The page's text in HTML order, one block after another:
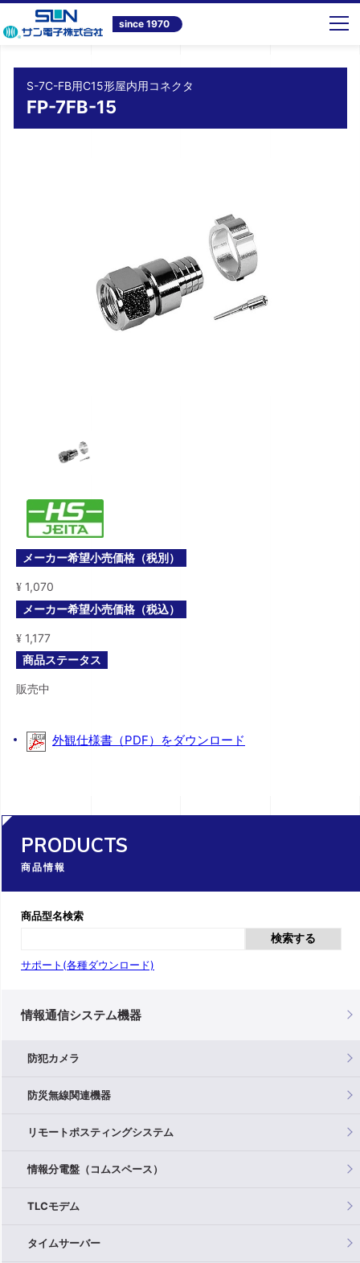
since 1970
トップ 商品情報 テレビ共同受信システム機器 S-7C-FB用C15形屋内用コネクタ FP-7FB-15
PRODUCTS
商品情報
商品型名検索
検索する
サポート(各種ダウンロード)
情報通信システム機器
防犯カメラ
防災無線関連機器
リモートポスティングシステム
情報分電盤（コムスペース）
TLCモデム
タイムサーバー
S-7C-FB用C15形屋内用コネクタ
FP-7FB-15
メーカー希望小売価格（税別）
¥ 1,070
メーカー希望小売価格（税込）
¥ 1,177
商品ステータス
販売中
外観仕様書（PDF）をダウンロード